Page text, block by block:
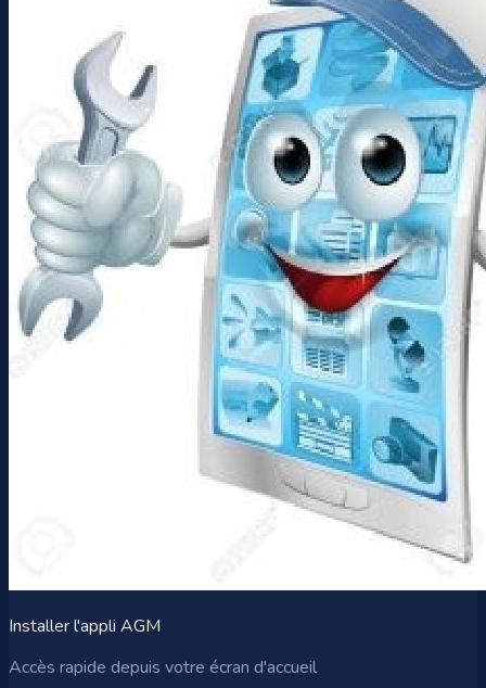
Installer l'appli AGM
Accès rapide depuis votre écran d'accueil